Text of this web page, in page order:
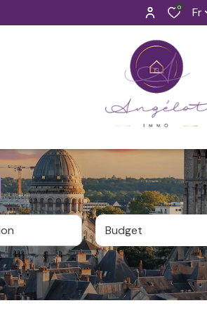
0 Fr
Budget